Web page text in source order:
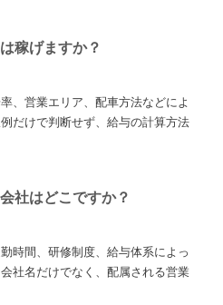
稼げますか？
、営業エリア、配車方法などによ
だけで判断せず、給与の計算方法
社はどこですか？
時間、研修制度、給与体系によっ
社名だけでなく、配属される営業